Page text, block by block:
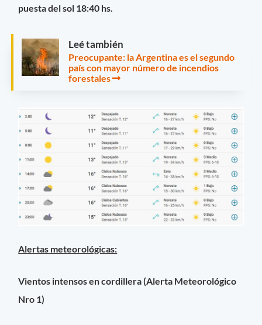
puesta del sol 18:40 hs.
Leé también
Preocupante: la Argentina es el segundo
país con mayor número de incendios
forestales
Alertas meteorológicas:
Vientos intensos en cordillera (Alerta Meteorológico
Nro 1)